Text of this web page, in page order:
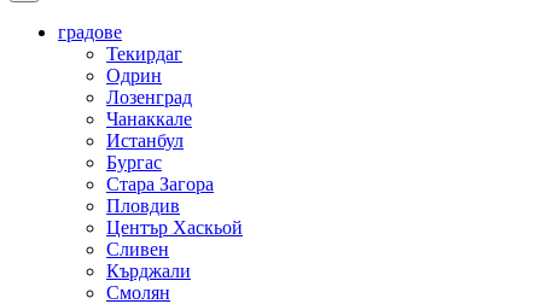
градове
Текирдаг
Одрин
Лозенград
Чанаккале
Истанбул
Бургас
Стара Загора
Пловдив
Център Хаскьой
Сливен
Кърджали
Смолян